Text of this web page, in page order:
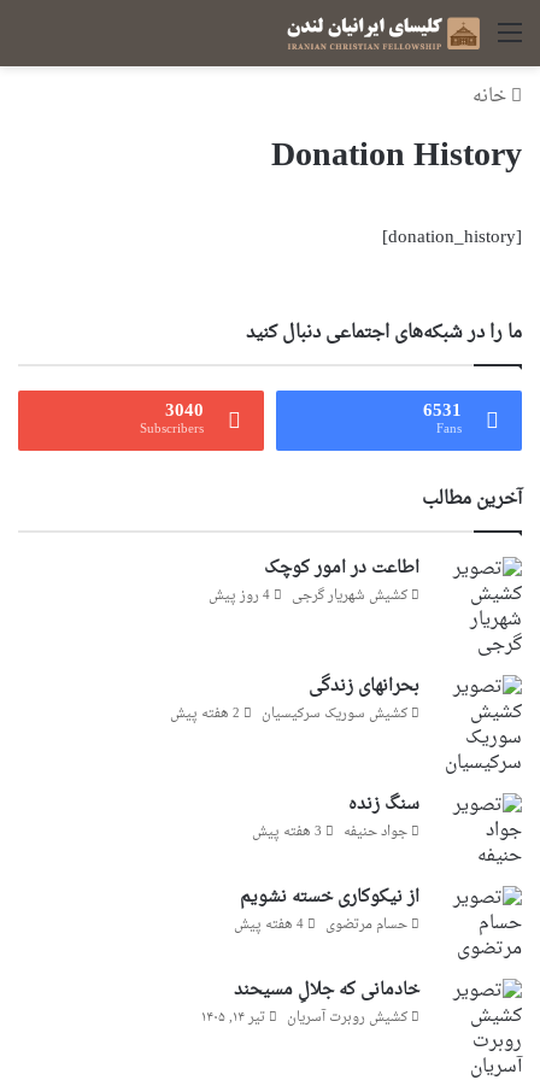
منو
خانه
Donation History
[donation_history]
ما را در شبکه‌های اجتماعی دنبال کنید
6531
Fans
3040
Subscribers
آخرین مطالب
اطاعت در امور کوچک
کشیش شهریار گرجى 4 روز پیش
بحرانهای زندگی
کشیش سوریک سرکیسیان 2 هفته پیش
سنگ زنده
جواد حنیفه 3 هفته پیش
از نیکوکاری خسته نشویم
حسام مرتضوی 4 هفته پیش
خادمانی که جلالِ مسیحند
کشیش روبرت آسریان تیر ۱۴, ۱۴۰۵